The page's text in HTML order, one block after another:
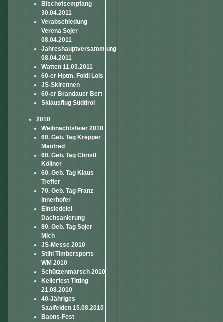
Bischofsempfang
30.04.2011
Verabschiedung
Verena Sojer
08.04.2011
Jahreshauptversammlung
08.04.2011
Watten 11.03.2011
60-er Hptm. Foidl Lois
JS-Skirennen
60-er Brandauer Bert
Skiausflug Südtirol
2010
Weihnachtsfeier 2010
60. Geb. Tag Krepper
Manfred
60. Geb. Tag Christl
Köllner
60. Geb. Tag Klaus
Treffer
70. Geb. Tag Franz
Innerhofer
Einsiedelei
Dachsanierung
80. Geb. Tag Sojer
Mich
JS-Messe 2010
Stihl Timbersports
WM 2010
Schützenmarsch 2010
Kellerfest Titting
21.08.2010
40-Jähriges
Saalfelden 15.08.2010
Baons-Fest